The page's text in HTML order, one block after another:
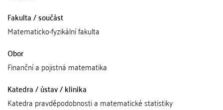
Fakulta / součást
Matematicko-fyzikální fakulta
Obor
Finanční a pojistná matematika
Katedra / ústav / klinika
Katedra pravděpodobnosti a matematické statistiky